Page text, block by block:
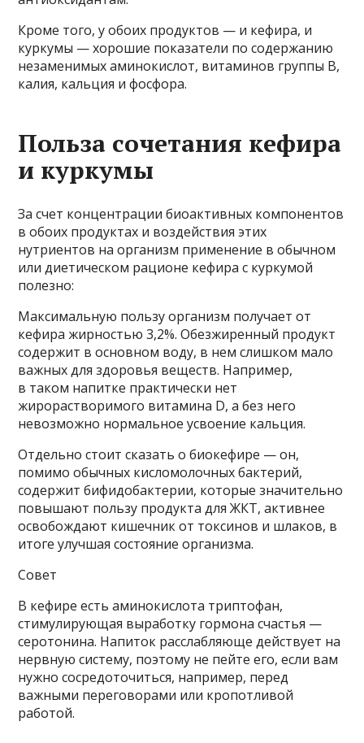
Кроме того, у обоих продуктов — и кефира, и
куркумы — хорошие показатели по содержанию
незаменимых аминокислот, витаминов группы В,
калия, кальция и фосфора.
Польза сочетания кефира
и куркумы
За счет концентрации биоактивных компонентов
в обоих продуктах и воздействия этих
нутриентов на организм применение в обычном
или диетическом рационе кефира с куркумой
полезно:
Максимальную пользу организм получает от
кефира жирностью 3,2%. Обезжиренный продукт
содержит в основном воду, в нем слишком мало
важных для здоровья веществ. Например,
в таком напитке практически нет
жирорастворимого витамина D, а без него
невозможно нормальное усвоение кальция.
Отдельно стоит сказать о биокефире — он,
помимо обычных кисломолочных бактерий,
содержит бифидобактерии, которые значительно
повышают пользу продукта для ЖКТ, активнее
освобождают кишечник от токсинов и шлаков, в
итоге улучшая состояние организма.
Совет
В кефире есть аминокислота триптофан,
стимулирующая выработку гормона счастья —
серотонина. Напиток расслабляюще действует на
нервную систему, поэтому не пейте его, если вам
нужно сосредоточиться, например, перед
важными переговорами или кропотливой
работой.